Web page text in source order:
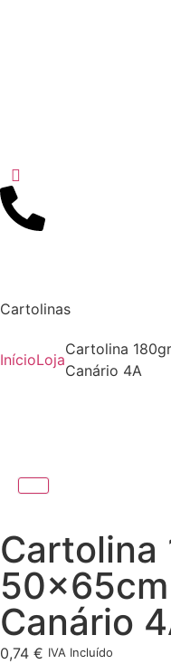
Cartolinas
InícioLoja
Cartolina
Canário 4A
Cartolina
Canário
0,74 € IVA Incluído